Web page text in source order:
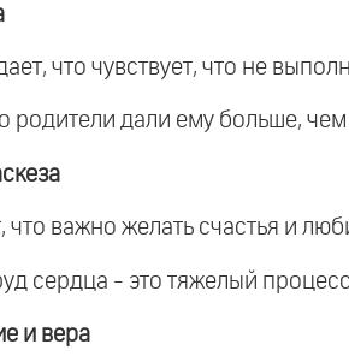
что чувствует, что не
родители дали ему больше,
что важно желать счастья и
сердца - это тяжелый
и вера